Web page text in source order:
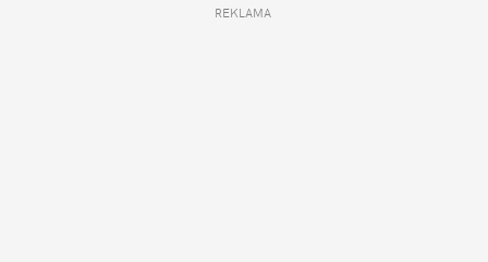
REKLAMA